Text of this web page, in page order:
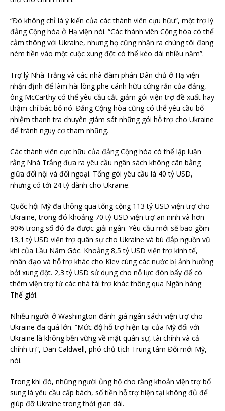
“Đó không chỉ là ý kiến của các thành viên cựu hữu”, một trợ lý
đảng Cộng hòa ở Hạ viện nói. “Các thành viên Cộng hòa có thể
cảm thông với Ukraine, nhưng họ cũng nhận ra chúng tôi đang
ném tiền vào một cuộc xung đột có thể kéo dài nhiều năm”.
Trợ lý Nhà Trắng và các nhà đàm phán Dân chủ ở Hạ viện
nhận định để làm hài lòng phe cánh hữu cứng rắn của đảng,
ông McCarthy có thể yêu cầu cắt giảm gói viện trợ đề xuất hay
thậm chí bác bỏ nó. Đảng Cộng hòa cũng có thể yêu cầu bổ
nhiệm thanh tra chuyên giám sát những gói hỗ trợ cho Ukraine
để tránh nguy cơ tham nhũng.
Các thành viên cực hữu của đảng Cộng hòa có thể lập luận
rằng Nhà Trắng đưa ra yêu cầu ngân sách không cân bằng
giữa đối nội và đối ngoại. Tổng gói yêu cầu là 40 tỷ USD,
nhưng có tới 24 tỷ dành cho Ukraine.
Quốc hội Mỹ đã thông qua tổng cộng 113 tỷ USD viện trợ cho
Ukraine, trong đó khoảng 70 tỷ USD viện trợ an ninh và hơn
90% trong số đó đã được giải ngân. Yêu cầu mới sẽ bao gồm
13,1 tỷ USD viện trợ quân sự cho Ukraine và bù đắp nguồn vũ
khí của Lầu Năm Góc. Khoảng 8,5 tỷ USD viện trợ kinh tế,
nhân đạo và hỗ trợ khác cho Kiev cùng các nước bị ảnh hưởng
bởi xung đột. 2,3 tỷ USD sử dụng cho nỗ lực đòn bẩy để có
thêm viện trợ từ các nhà tài trợ khác thông qua Ngân hàng
Thế giới.
Nhiều người ở Washington đánh giá ngân sách viện trợ cho
Ukraine đã quá lớn. “Mức độ hỗ trợ hiện tại của Mỹ đối với
Ukraine là không bền vững về mặt quân sự, tài chính và cả
chính trị”, Dan Caldwell, phó chủ tịch Trung tâm Đổi mới Mỹ,
nói.
Trong khi đó, những người ủng hộ cho rằng khoản viện trợ bổ
sung là yêu cầu cấp bách, số tiền hỗ trợ hiện tại không đủ để
giúp đỡ Ukraine trong thời gian dài.